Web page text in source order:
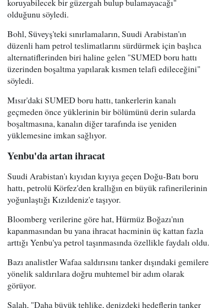
olduğunu söyledi.
Bohl, Süveyş'teki sınırlamaların, Suudi Arabistan'ın
düzenli ham petrol teslimatlarını sürdürmek için başlıca
alternatiflerinden biri haline gelen "SUMED boru hattı
üzerinden boşaltma yapılarak kısmen telafi edileceğini"
söyledi.
Mısır'daki SUMED boru hattı, tankerlerin kanalı
geçmeden önce yüklerinin bir bölümünü derin sularda
boşaltmasına, kanalın diğer tarafında ise yeniden
yüklemesine imkan sağlıyor.
Yenbu'da artan ihracat
Suudi Arabistan'ı kıyıdan kıyıya geçen Doğu-Batı boru
hattı, petrolü Körfez'den krallığın en büyük rafinerilerinin
yoğunlaştığı Kızıldeniz'e taşıyor.
Bloomberg verilerine göre hat, Hürmüz Boğazı'nın
kapanmasından bu yana ihracat hacminin üç kattan fazla
arttığı Yenbu'ya petrol taşınmasında özellikle faydalı oldu.
Bazı analistler Wafaa saldırısını tanker dışındaki gemilere
yönelik saldırılara doğru muhtemel bir adım olarak
görüyor.
Salah, "Daha büyük tehlike, denizdeki hedeflerin tanker